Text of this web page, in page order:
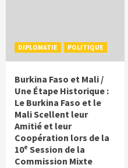
DIPLOMATIE POLITIQUE
Burkina Faso et Mali /
Une Étape Historique :
Le Burkina Faso et le
Mali Scellent leur
Amitié et leur
Coopération lors de la
10ᵉ Session de la
Commission Mixte